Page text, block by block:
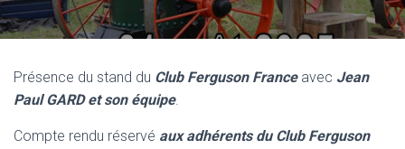
G
A
Présence du stand du Club Ferguson Franceavec Jean
Paul GARD et son équipe.
Compte rendu réservé aux adhérents du Club Ferguson